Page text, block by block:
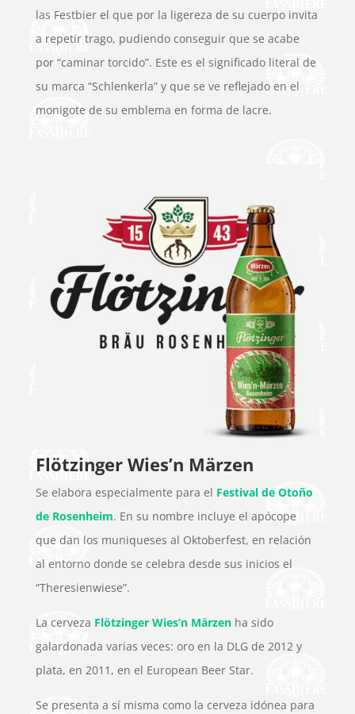
las Festbier el que por la ligereza de su cuerpo invita
a repetir trago, pudiendo conseguir que se acabe
por “caminar torcido”. Este es el significado literal de
su marca “Schlenkerla” y que se ve reflejado en el
monigote de su emblema en forma de lacre.
Flötzinger Wies’n Märzen
Se elabora especialmente para el Festival de Otoño
de Rosenheim. En su nombre incluye el apócope
que dan los muniqueses al Oktoberfest, en relación
al entorno donde se celebra desde sus inicios el
“Theresienwiese”.
La cerveza Flötzinger Wies’n Märzenha sido
galardonada varias veces: oro en la DLG de 2012 y
plata, en 2011, en el European Beer Star.
Se presenta a sí misma como la cerveza idónea para